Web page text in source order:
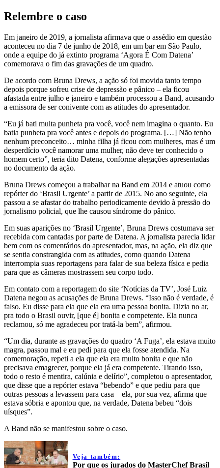
Relembre o caso
Em janeiro de 2019, a jornalista afirmava que o assédio em questão
aconteceu no dia 7 de junho de 2018, em um bar em São Paulo,
onde a equipe do já extinto programa ‘Agora É Com Datena’
comemorava o fim das gravações de um quadro.
De acordo com Bruna Drews, a ação só foi movida tanto tempo
depois porque sofreu crise de depressão e pânico – ela ficou
afastada entre julho e janeiro e também processou a Band, acusando
a emissora de ser conivente com as atitudes do apresentador.
“Eu já bati muita punheta pra você, você nem imagina o quanto. Eu
batia punheta pra você antes e depois do programa. […] Não tenho
nenhum preconceito… minha filha já ficou com mulheres, mas é um
desperdício você namorar uma mulher, não deve ter conhecido o
homem certo”, teria dito Datena, conforme alegações apresentadas
no documento da ação.
Bruna Drews começou a trabalhar na Band em 2014 e atuou como
repórter do ‘Brasil Urgente’ a partir de 2015. No ano seguinte, ela
passou a se afastar do trabalho periodicamente devido à pressão do
jornalismo policial, que lhe causou síndrome do pânico.
Em suas aparições no ‘Brasil Urgente’, Bruna Drews costumava ser
recebida com cantadas por parte de Datena. A jornalista parecia lidar
bem com os comentários do apresentador, mas, na ação, ela diz que
se sentia constrangida com as atitudes, como quando Datena
interrompia suas reportagens para falar de sua beleza física e pedia
para que as câmeras mostrassem seu corpo todo.
Em contato com a reportagem do site ‘Notícias da TV’, José Luiz
Datena negou as acusações de Bruna Drews. “Isso não é verdade, é
falso. Eu disse para ela que ela era uma pessoa bonita. Dizia no ar,
pra todo o Brasil ouvir, [que é] bonita e competente. Ela nunca
reclamou, só me agradeceu por tratá-la bem”, afirmou.
“Um dia, durante as gravações do quadro ‘A Fuga’, ela estava muito
magra, passou mal e eu pedi para que ela fosse atendida. Na
comemoração, repeti a ela que ela era muito bonita e que não
precisava emagrecer, porque ela já era competente. Tirando isso,
todo o resto é mentira, calúnia e delírio”, completou o apresentador,
que disse que a repórter estava “bebendo” e que pediu para que
outras pessoas a levassem para casa – ela, por sua vez, afirma que
estava sóbria e apontou que, na verdade, Datena bebeu “dois
uísques”.
A Band não se manifestou sobre o caso.
Veja também:
Por que os jurados do MasterChef Brasil